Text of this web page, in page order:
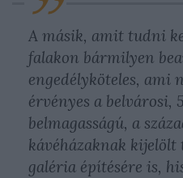
A másik, amit tudni
falakon bármilyen
engedélyköteles, ami
érvényes a belvárosi,
belmagasságú, a
kávéházaknak kijelölt
galéria építésére is,